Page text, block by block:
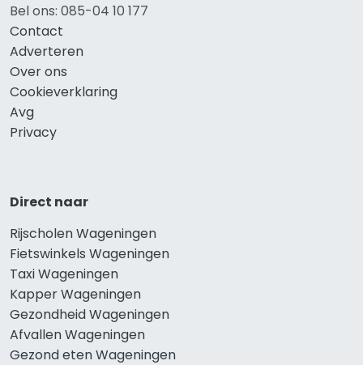
Bel ons: 085-04 10 177
Contact
Adverteren
Over ons
Cookieverklaring
Avg
Privacy
Direct naar
Rijscholen Wageningen
Fietswinkels Wageningen
Taxi Wageningen
Kapper Wageningen
Gezondheid Wageningen
Afvallen Wageningen
Gezond eten Wageningen